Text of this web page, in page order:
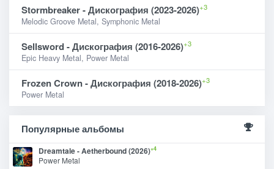
Stormbreaker - Дискография (2023-2026)+3
Melodic Groove Metal, Symphonic Metal
Sellsword - Дискография (2016-2026)+3
Epic Heavy Metal, Power Metal
Frozen Crown - Дискография (2018-2026)+3
Power Metal
Популярные альбомы
Dreamtale - Aetherbound (2026)+4
Power Metal